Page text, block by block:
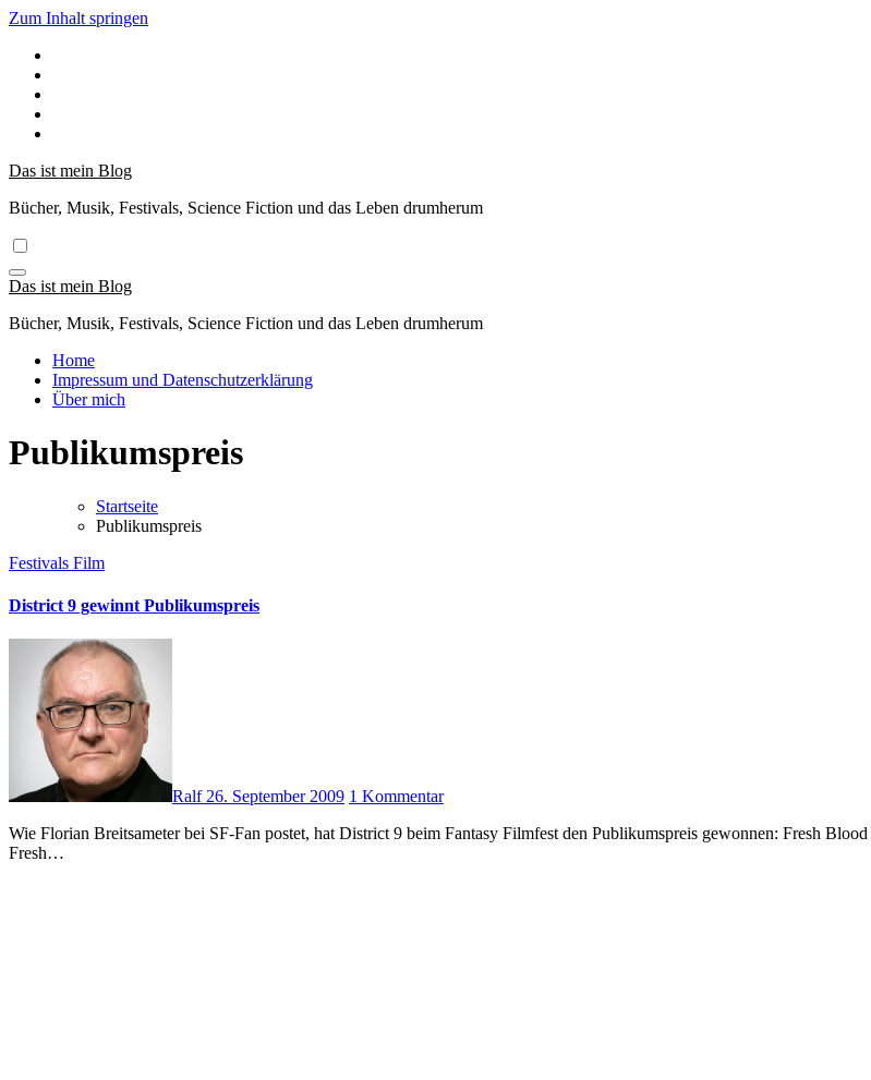
Zum Inhalt springen
Das ist mein Blog
Bücher, Musik, Festivals, Science Fiction und das Leben drumherum
Das ist mein Blog
Bücher, Musik, Festivals, Science Fiction und das Leben drumherum
Home
Impressum und Datenschutzerklärung
Über mich
Publikumspreis
Startseite
Publikumspreis
Festivals Film
District 9 gewinnt Publikumspreis
Ralf26. September 2009 1 Kommentar
Wie Florian Breitsameter bei SF-Fan postet, hat District 9 beim Fantasy Filmfest den Publikumspreis gewonnen: Fresh Blood Award 2009 Alljährlich wird von den Besuchern des Fantasy Filmfestes über den
Fresh…